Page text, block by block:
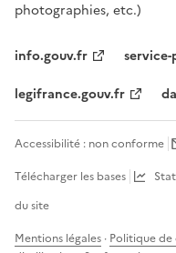
photographies, etc.)
info.gouv.fr
legifrance.gouv.fr
Accessibilité : non conforme
Télécharger les bases
du site
Mentions légales · Politique